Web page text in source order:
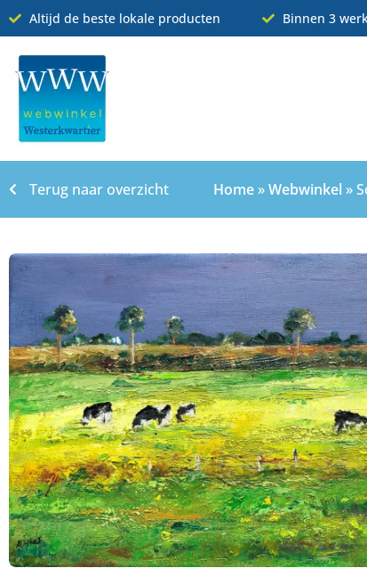
Altijd de beste lokale producten Binnen 3
Terug naar overzicht Home»Webwinkel»